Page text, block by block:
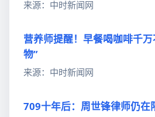
来源：中时新闻网
营养师提醒！早餐喝咖啡千
物”
来源：中时新闻网
709十年后：周世锋律师仍在